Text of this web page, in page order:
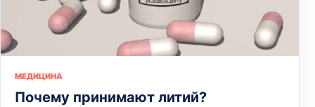
МЕДИЦИНА
Почему принимают литий?